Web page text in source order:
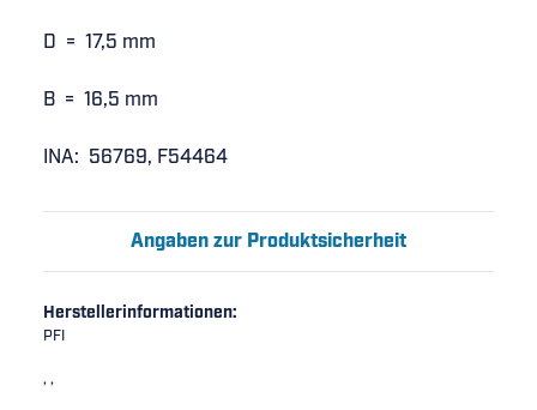
D = 17,5 mm
B = 16,5 mm
INA: 56769, F54464
Angaben zur Produktsicherheit
Herstellerinformationen:
PFI
, ,